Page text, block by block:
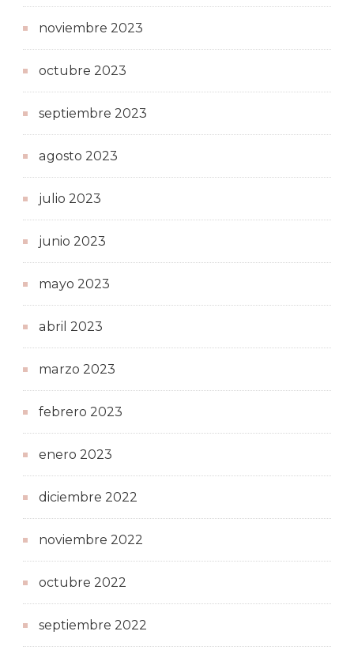
noviembre 2023
octubre 2023
septiembre 2023
agosto 2023
julio 2023
junio 2023
mayo 2023
abril 2023
marzo 2023
febrero 2023
enero 2023
diciembre 2022
noviembre 2022
octubre 2022
septiembre 2022